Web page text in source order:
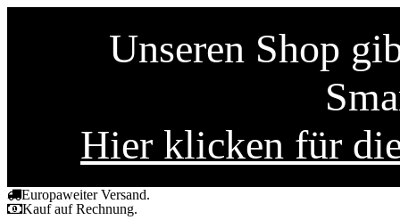
Unseren Shop
Hier klicken für
Europaweiter Versand.
Kauf auf Rechnung.